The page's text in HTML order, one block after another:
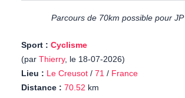
Parcours de 70km possible pour
Sport : Cyclisme
(par Thierry, le 18-07-2026)
Lieu : Le Creusot / 71 / France
Distance : 70.52 km